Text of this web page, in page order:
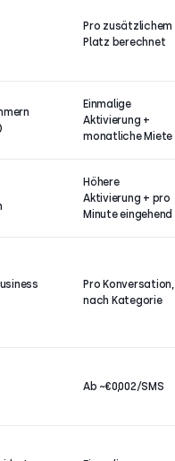
Pro zusätzlichem
Platz berechnet
Einmalige
Aktivierung +
monatliche Miete
Höhere
Aktivierung + pro
Minute eingehend
Pro Konversation,
nach Kategorie
Ab ~€0,002/SMS